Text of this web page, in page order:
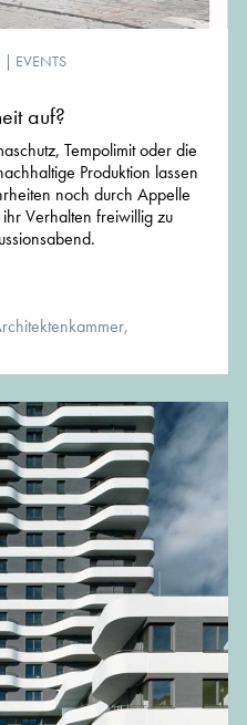
| EVENTS
auf?
Tempolimit oder die
Produktion lassen
noch durch Appelle
Verhalten freiwillig zu